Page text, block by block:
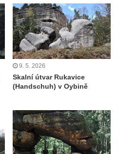
9. 5. 2026
Skalní útvar Rukavice
(Handschuh) v Oybině